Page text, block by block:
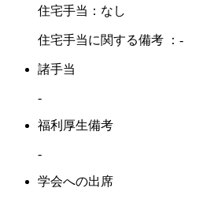
住宅手当：なし
住宅手当に関する備考 ：-
諸手当
-
福利厚生備考
-
学会への出席